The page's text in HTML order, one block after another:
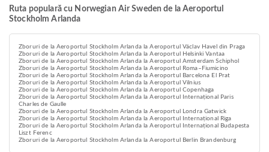
Ruta populară cu Norwegian Air Sweden de la Aeroportul
Stockholm Arlanda
Zboruri de la Aeroportul Stockholm Arlanda la Aeroportul Václav Havel din Praga
Zboruri de la Aeroportul Stockholm Arlanda la Aeroportul Helsinki Vantaa
Zboruri de la Aeroportul Stockholm Arlanda la Aeroportul Amsterdam Schiphol
Zboruri de la Aeroportul Stockholm Arlanda la Aeroportul Roma–Fiumicino
Zboruri de la Aeroportul Stockholm Arlanda la Aeroportul Barcelona El Prat
Zboruri de la Aeroportul Stockholm Arlanda la Aeroportul Vilnius
Zboruri de la Aeroportul Stockholm Arlanda la Aeroportul Copenhaga
Zboruri de la Aeroportul Stockholm Arlanda la Aeroportul Internațional Paris
Charles de Gaulle
Zboruri de la Aeroportul Stockholm Arlanda la Aeroportul Londra Gatwick
Zboruri de la Aeroportul Stockholm Arlanda la Aeroportul Internațional Riga
Zboruri de la Aeroportul Stockholm Arlanda la Aeroportul Internațional Budapesta
Liszt Ferenc
Zboruri de la Aeroportul Stockholm Arlanda la Aeroportul Berlin Brandenburg